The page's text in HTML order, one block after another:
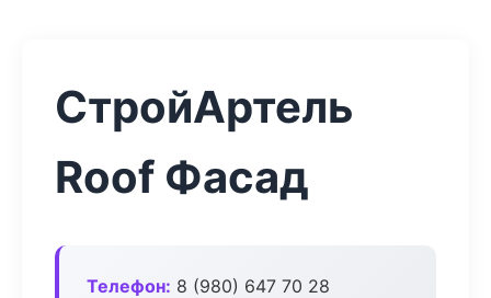
СтройАртель
Roof Фасад
Телефон: 8 (980) 647 70 28